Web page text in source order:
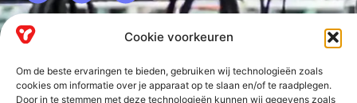
Cookie voorkeuren
Om de beste ervaringen te bieden, gebruiken wij technologieën zoals
cookies om informatie over je apparaat op te slaan en/of te raadplegen.
Door in te stemmen met deze technologieën kunnen wij gegevens zoals
Frankweg 2